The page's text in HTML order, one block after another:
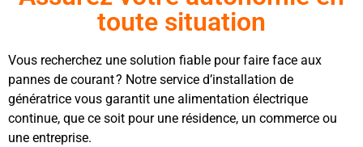
toute situation
Vous recherchez une solution fiable pour faire face aux
pannes de courant ? Notre service d’installation de
génératrice vous garantit une alimentation électrique
continue, que ce soit pour une résidence, un commerce ou
une entreprise.